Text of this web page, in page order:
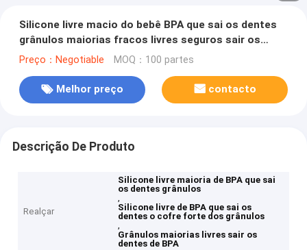
Silicone livre macio do bebê BPA que sai os dentes
grânulos maiorias fracos livres seguros sair os
dentes dos grânulos BPA
Preço：Negotiable MOQ：100 partes
Melhor preço contacto
Descrição De Produto
Realçar
Silicone livre maioria de BPA que sai
os dentes grânulos
,
Silicone livre de BPA que sai os
dentes o cofre forte dos grânulos
,
Grânulos maiorias livres sair os
dentes de BPA